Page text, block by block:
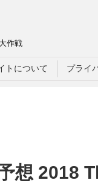
作戦
トについて プライ
想 2018